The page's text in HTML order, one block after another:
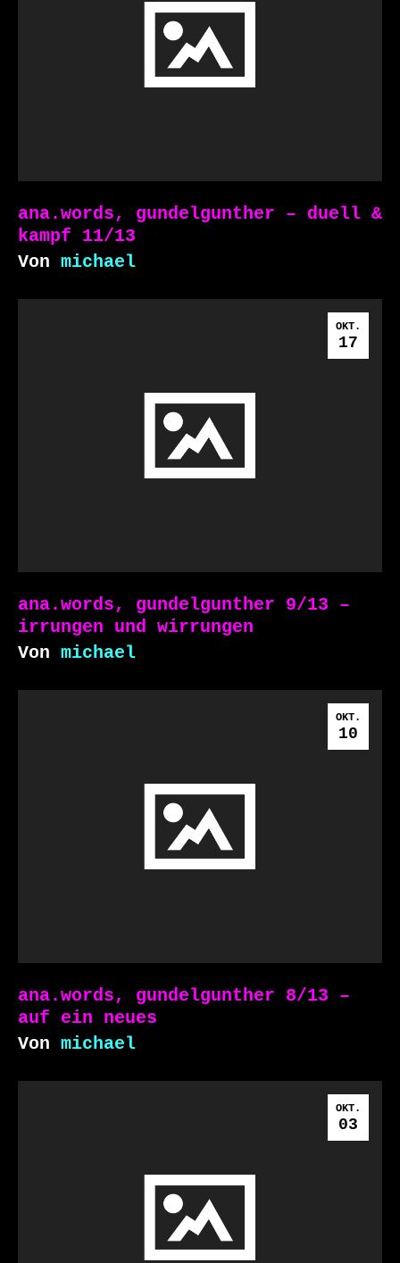
ana.words, gundelgunther – duell &
kampf 11/13
Von michael
OKT.
17
ana.words, gundelgunther 9/13 –
irrungen und wirrungen
Von michael
OKT.
10
ana.words, gundelgunther 8/13 –
auf ein neues
Von michael
OKT.
03